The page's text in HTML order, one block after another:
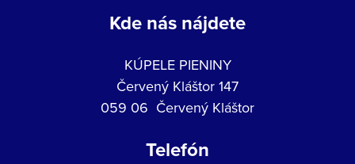
Kde nás nájdete
KÚPELE PIENINY
Červený Kláštor 147
059 06 Červený Kláštor
Telefón